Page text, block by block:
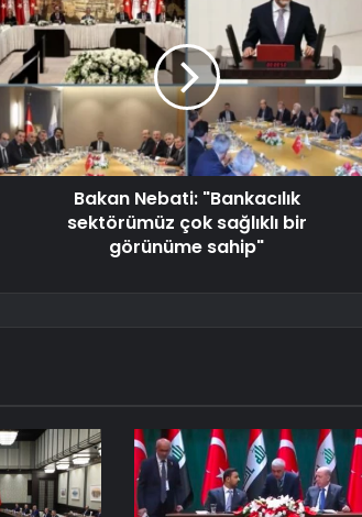
Bakan Nebati: "Bankacılık
sektörümüz çok sağlıklı bir
görünüme sahip"